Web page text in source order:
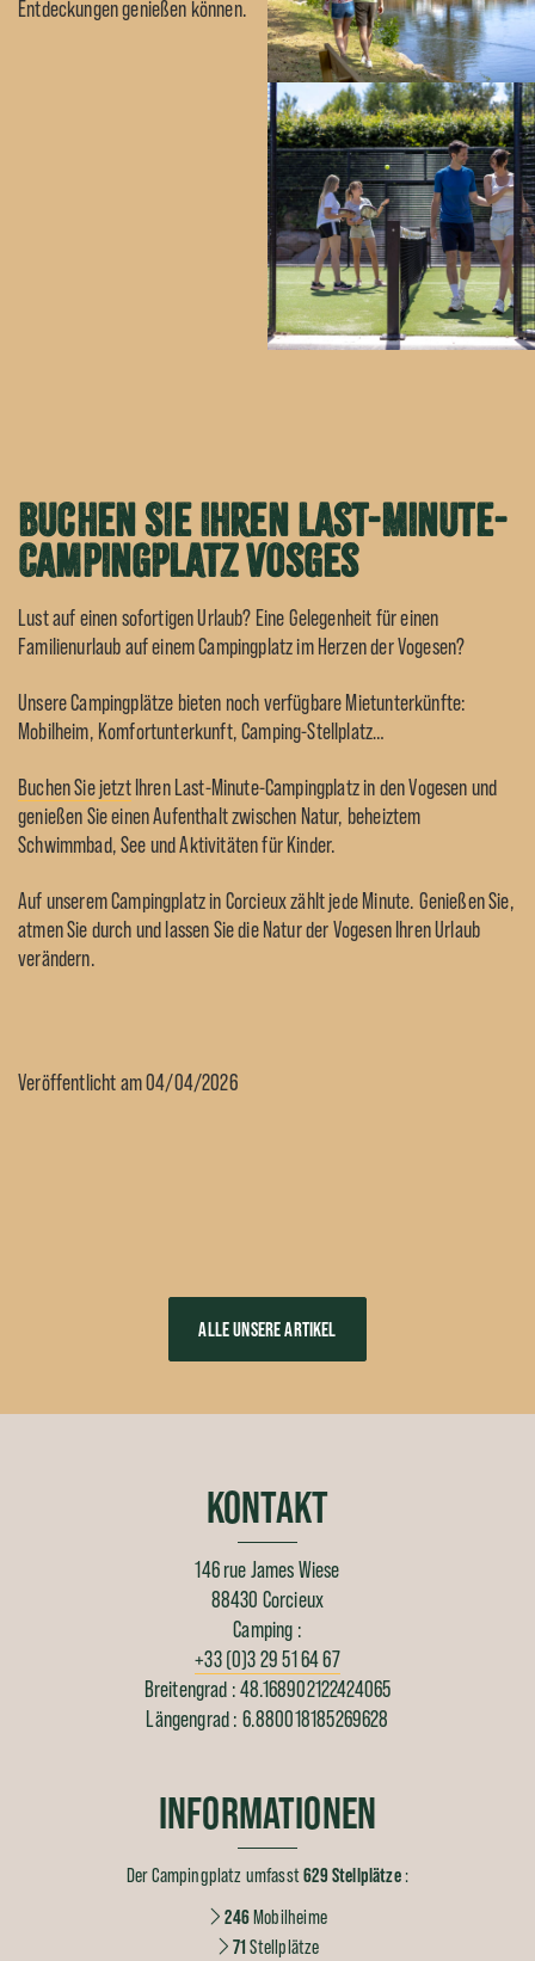
Entdeckungen genießen können.
Buchen Sie Ihren Last-Minute-
Campingplatz Vosges
Lust auf einen sofortigen Urlaub? Eine Gelegenheit für einen
Familienurlaub auf einem Campingplatz im Herzen der Vogesen?
Unsere Campingplätze bieten noch verfügbare Mietunterkünfte:
Mobilheim, Komfortunterkunft, Camping-Stellplatz…
Buchen Sie jetztIhren Last-Minute-Campingplatz in den Vogesen und
genießen Sie einen Aufenthalt zwischen Natur, beheiztem
Schwimmbad, See und Aktivitäten für Kinder.
Auf unserem Campingplatz in Corcieux zählt jede Minute. Genießen Sie,
atmen Sie durch und lassen Sie die Natur der Vogesen Ihren Urlaub
verändern.
Veröffentlicht am 04/04/2026
ALLE UNSERE ARTIKEL
KONTAKT
146 rue James Wiese
88430 Corcieux
Camping :
+33 (0)3 29 51 64 67
Breitengrad : 48.168902122424065
Längengrad : 6.880018185269628
INFORMATIONEN
Der Campingplatz umfasst629 Stellplätze:
246Mobilheime
71Stellplätze